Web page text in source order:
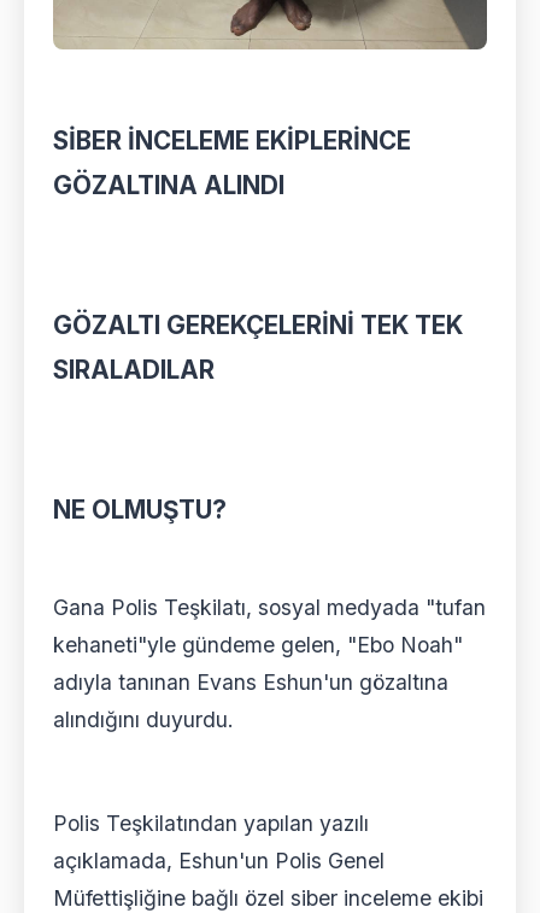
SİBER İNCELEME EKİPLERİNCE
GÖZALTINA ALINDI
GÖZALTI GEREKÇELERİNİ TEK TEK
SIRALADILAR
NE OLMUŞTU?
Gana Polis Teşkilatı, sosyal medyada "tufan
kehaneti"yle gündeme gelen, "Ebo Noah"
adıyla tanınan Evans Eshun'un gözaltına
alındığını duyurdu.
Polis Teşkilatından yapılan yazılı
açıklamada, Eshun'un Polis Genel
Müfettişliğine bağlı özel siber inceleme ekibi